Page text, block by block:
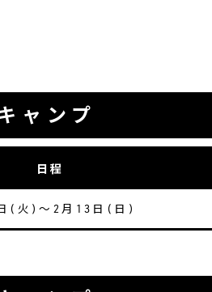
ャンプ
日程
(火)～2月13日(日)